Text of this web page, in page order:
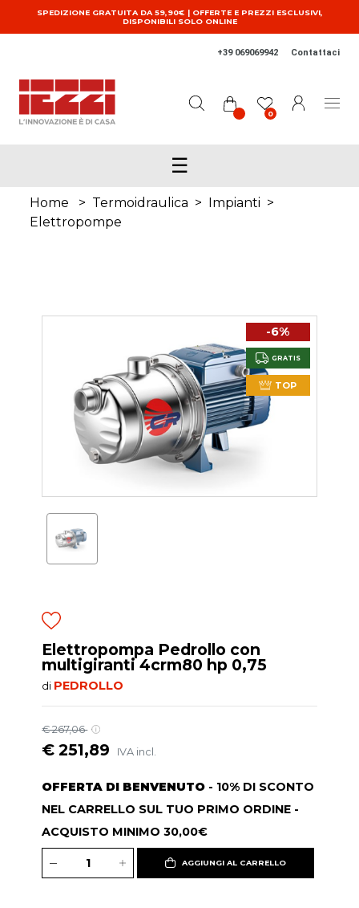
Salta al contenuto principale
SPEDIZIONE GRATUITA DA 59,90€ | OFFERTE E PREZZI ESCLUSIVI,
DISPONIBILI SOLO ONLINE
+39 069069942 Contattaci
0
☰
Home > Termoidraulica > Impianti >
Elettropompe
-6%
GRATIS
TOP
Elettropompa Pedrollo con
multigiranti 4crm80 hp 0,75
di PEDROLLO
€ 267,06
€ 251,89 IVA incl.
OFFERTA DI BENVENUTO - 10% DI SCONTO
NEL CARRELLO SUL TUO PRIMO ORDINE -
ACQUISTO MINIMO 30,00€
AGGIUNGI AL CARRELLO